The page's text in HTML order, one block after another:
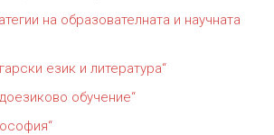
на образователната и научната
език и литература“
обучение“